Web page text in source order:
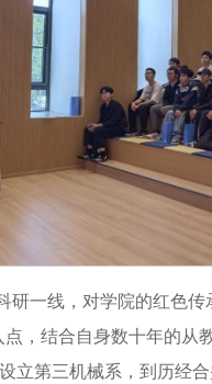
研一线，对学院的红色
，结合自身数十年的
第三机械系，到历经